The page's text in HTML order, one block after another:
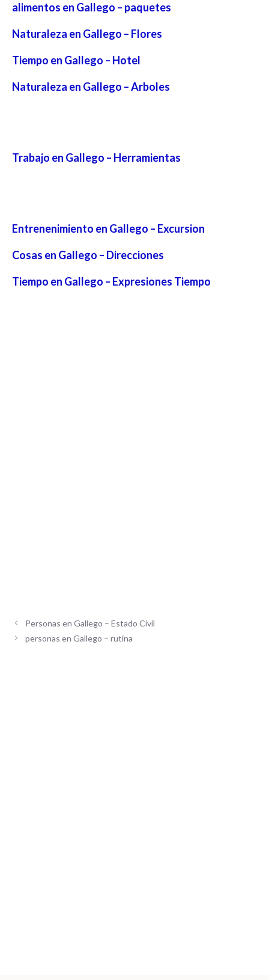
alimentos en Gallego – paquetes
Naturaleza en Gallego – Flores
Tiempo en Gallego – Hotel
Naturaleza en Gallego – Arboles
Trabajo en Gallego – Herramientas
Entrenenimiento en Gallego – Excursion
Cosas en Gallego – Direcciones
Tiempo en Gallego – Expresiones Tiempo
Personas en Gallego – Estado Civil
personas en Gallego – rutina